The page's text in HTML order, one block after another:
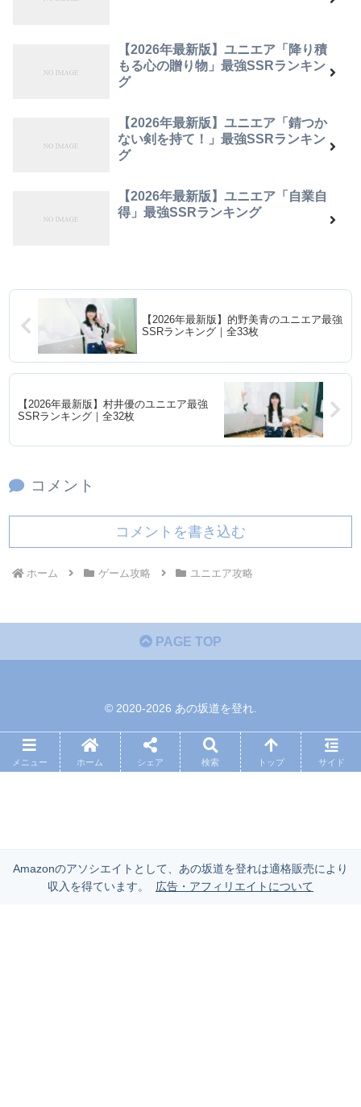
【2026年最新版】ユニエア「降り積
もる心の贈り物」最強SSRランキン
グ
【2026年最新版】ユニエア「錆つか
ない剣を持て！」最強SSRランキン
グ
【2026年最新版】ユニエア「自業自
得」最強SSRランキング
【2026年最新版】的野美青のユニエア最強
SSRランキング｜全33枚
【2026年最新版】村井優のユニエア最強
SSRランキング｜全32枚
コメント
コメントを書き込む
ホーム ゲーム攻略 ユニエア攻略
PAGE TOP
© 2020-2026 あの坂道を登れ.
メニュー ホーム シェア 検索 トップ サイド
Amazonのアソシエイトとして、あの坂道を登れは適格販売により
収入を得ています。
広告・アフィリエイトについて